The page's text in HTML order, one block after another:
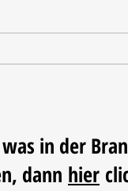
in der
dann hier